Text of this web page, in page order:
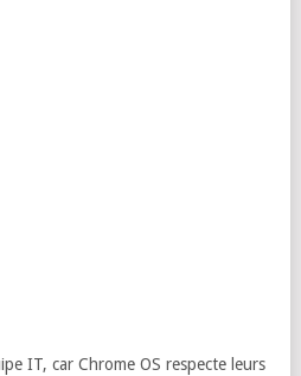
IT, car Chrome OS respecte leurs